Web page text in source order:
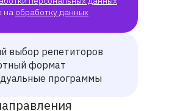
на обработку данных
выбор репетиторов
формат
программы